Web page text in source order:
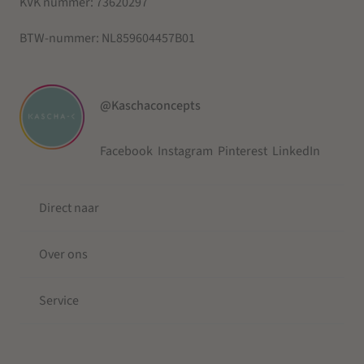
BTW-nummer: NL859604457B01
@Kaschaconcepts
Facebook Instagram Pinterest LinkedIn
Direct naar
Over ons
Service